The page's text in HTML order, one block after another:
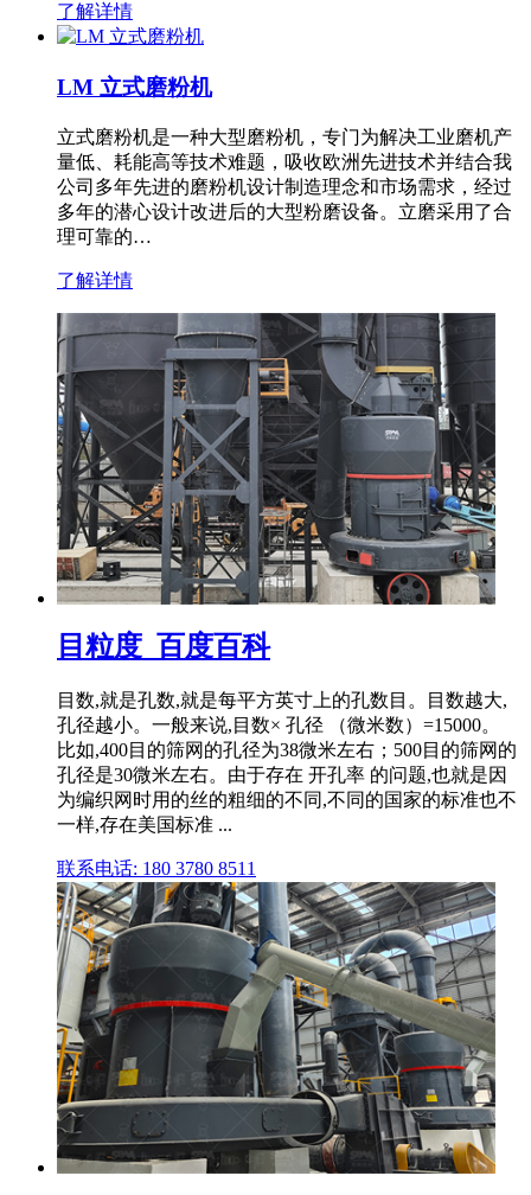
了解详情
LM 立式磨粉机
立式磨粉机是一种大型磨粉机，专门为解决工业磨机产
量低、耗能高等技术难题，吸收欧洲先进技术并结合我
公司多年先进的磨粉机设计制造理念和市场需求，经过
多年的潜心设计改进后的大型粉磨设备。立磨采用了合
理可靠的…
了解详情
目粒度_百度百科
目数,就是孔数,就是每平方英寸上的孔数目。目数越大,
孔径越小。一般来说,目数× 孔径 （微米数）=15000。
比如,400目的筛网的孔径为38微米左右；500目的筛网的
孔径是30微米左右。由于存在 开孔率 的问题,也就是因
为编织网时用的丝的粗细的不同,不同的国家的标准也不
一样,存在美国标准 ...
联系电话: 180 3780 8511